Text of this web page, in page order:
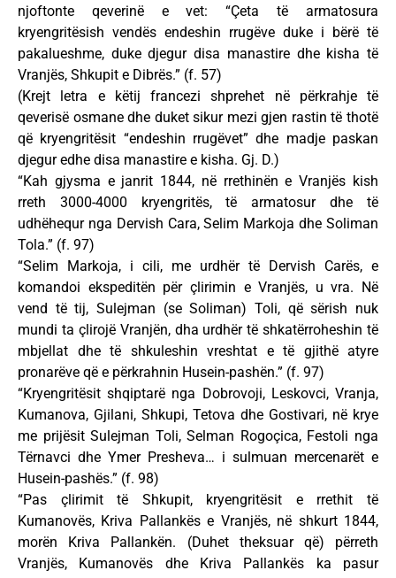
njoftonte qeverinë e vet: “Çeta të armatosura
kryengritësish vendës endeshin rrugëve duke i bërë të
pakalueshme, duke djegur disa manastire dhe kisha të
Vranjës, Shkupit e Dibrës.” (f. 57)
(Krejt letra e këtij francezi shprehet në përkrahje të
qeverisë osmane dhe duket sikur mezi gjen rastin të thotë
që kryengritësit “endeshin rrugëvet” dhe madje paskan
djegur edhe disa manastire e kisha. Gj. D.)
“Kah gjysma e janrit 1844, në rrethinën e Vranjës kish
rreth 3000-4000 kryengritës, të armatosur dhe të
udhëhequr nga Dervish Cara, Selim Markoja dhe Soliman
Tola.” (f. 97)
“Selim Markoja, i cili, me urdhër të Dervish Carës, e
komandoi ekspeditën për çlirimin e Vranjës, u vra. Në
vend të tij, Sulejman (se Soliman) Toli, që sërish nuk
mundi ta çlirojë Vranjën, dha urdhër të shkatërroheshin të
mbjellat dhe të shkuleshin vreshtat e të gjithë atyre
pronarëve që e përkrahnin Husein-pashën.” (f. 97)
“Kryengritësit shqiptarë nga Dobrovoji, Leskovci, Vranja,
Kumanova, Gjilani, Shkupi, Tetova dhe Gostivari, në krye
me prijësit Sulejman Toli, Selman Rogoçica, Festoli nga
Tërnavci dhe Ymer Presheva… i sulmuan mercenarët e
Husein-pashës.” (f. 98)
“Pas çlirimit të Shkupit, kryengritësit e rrethit të
Kumanovës, Kriva Pallankës e Vranjës, në shkurt 1844,
morën Kriva Pallankën. (Duhet theksuar që) përreth
Vranjës, Kumanovës dhe Kriva Pallankës ka pasur